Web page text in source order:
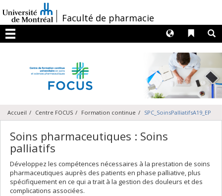
au
contenu
/Faculté de pharmacie
Menu
Liens
Langues
Accueil Centre FOCUS Formation continue SPC_SoinsPalliatifsA19_EP
Soins pharmaceutiques : Soins
palliatifs
Développez les compétences nécessaires à la prestation de soins
pharmaceutiques auprès des patients en phase palliative, plus
spécifiquement en ce qui a trait à la gestion des douleurs et des
complications associées.